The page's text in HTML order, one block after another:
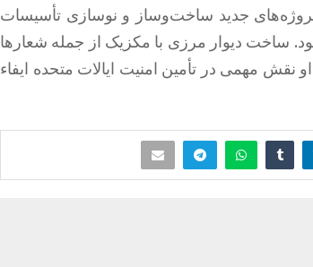
جدید ساخت‌وساز و نوسازی تأسیسات
ساخت دیوار مرزی با مکزیک از جمله شعارها
نقش مهمی در تأمین امنیت ایالات متحده ایفاء